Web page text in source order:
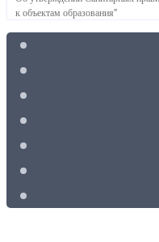
к объектам образования"